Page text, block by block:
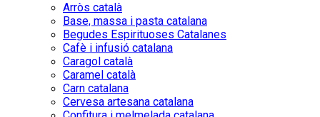
Arròs català
Base, massa i pasta catalana
Begudes Espirituoses Catalanes
Cafè i infusió catalana
Caragol català
Caramel català
Carn catalana
Cervesa artesana catalana